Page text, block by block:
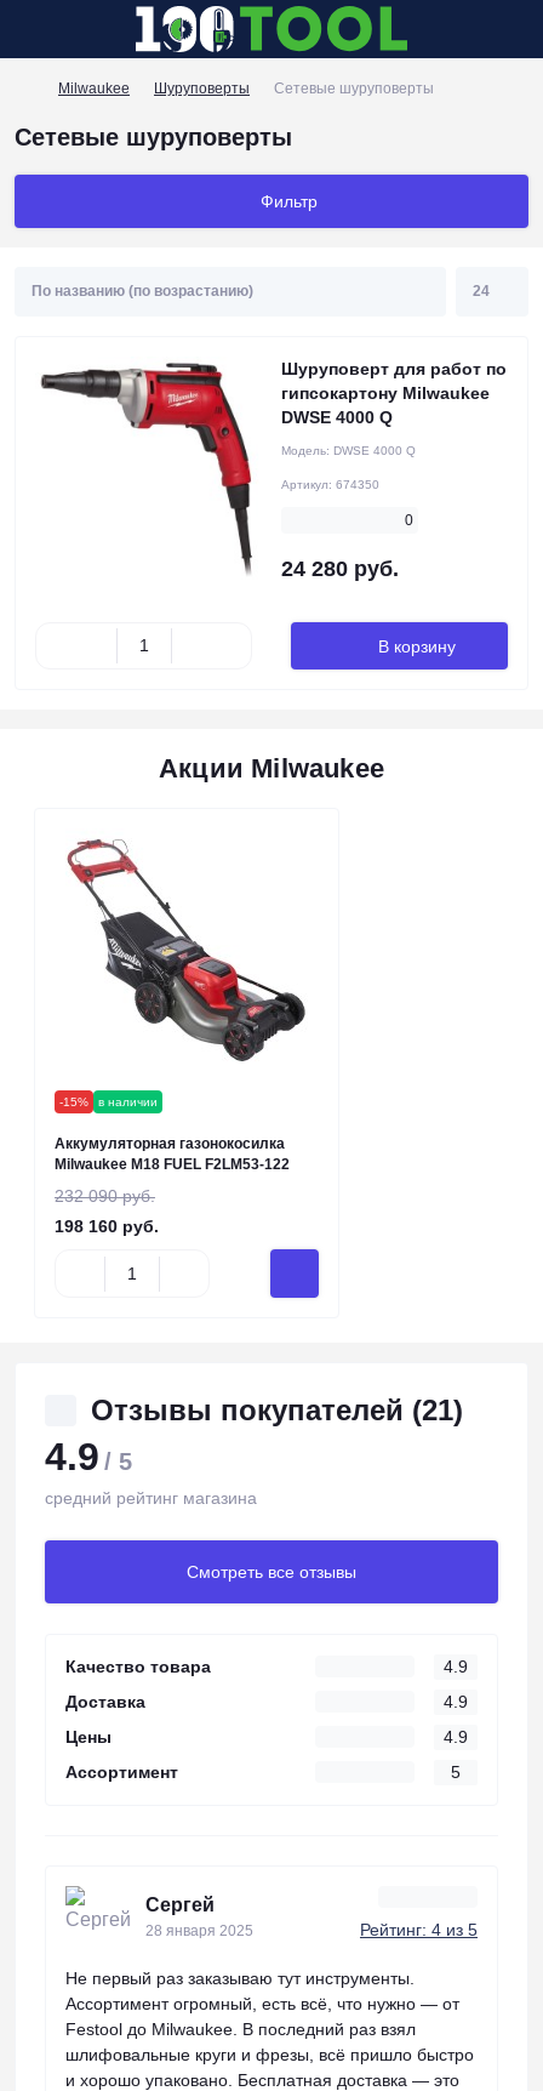
Milwaukee Шуруповерты Сетевые шуруповерты
Сетевые шуруповерты
Фильтр
Шуруповерт для работ по
гипсокартону Milwaukee
DWSE 4000 Q
Модель: DWSE 4000 Q
Артикул: 674350
0
24 280 руб.
В корзину
Акции Milwaukee
-15% в наличии
Аккумуляторная газонокосилка
Milwaukee M18 FUEL F2LM53-122
232 090 руб.
198 160 руб.
Отзывы покупателей (21)
4.9 / 5
средний рейтинг магазина
Смотреть все отзывы
Качество товара
4.9
Доставка
4.9
Цены
4.9
Ассортимент
5
Сергей
28 января 2025 Рейтинг: 4 из 5
Не первый раз заказываю тут инструменты.
Ассортимент огромный, есть всё, что нужно — от
Festool до Milwaukee. В последний раз взял
шлифовальные круги и фрезы, всё пришло быстро
и хорошо упаковано. Бесплатная доставка — это